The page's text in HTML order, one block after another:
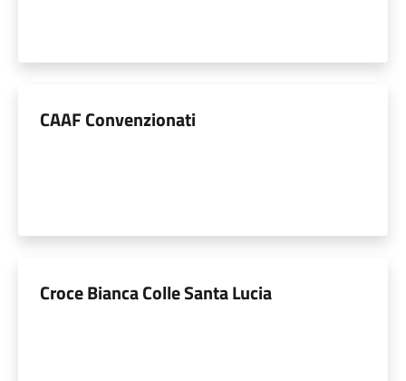
CAAF Convenzionati
Croce Bianca Colle Santa Lucia